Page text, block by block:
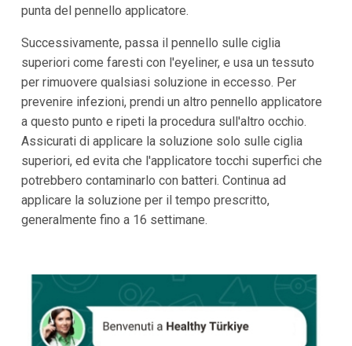
punta del pennello applicatore.
Successivamente, passa il pennello sulle ciglia
superiori come faresti con l'eyeliner, e usa un tessuto
per rimuovere qualsiasi soluzione in eccesso. Per
prevenire infezioni, prendi un altro pennello applicatore
a questo punto e ripeti la procedura sull'altro occhio.
Assicurati di applicare la soluzione solo sulle ciglia
superiori, ed evita che l'applicatore tocchi superfici che
potrebbero contaminarlo con batteri. Continua ad
applicare la soluzione per il tempo prescritto,
generalmente fino a 16 settimane.